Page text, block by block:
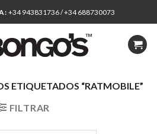
+34 943831736 / +34 688730073
ETIQUETADOS “RATMOBILE”
FILTRAR